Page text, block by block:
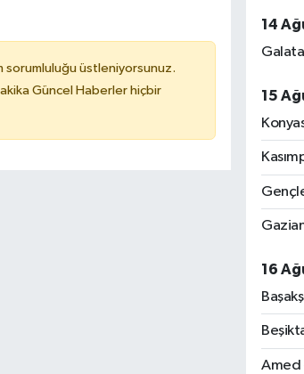
sorumluluğu üstleniyorsunuz.
Güncel Haberler hiçbir
14
15
16
Amed